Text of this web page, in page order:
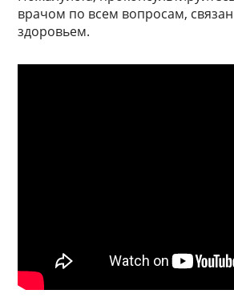
врачом по всем вопросам,
здоровьем.